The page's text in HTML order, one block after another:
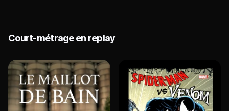
Court-métrage en replay